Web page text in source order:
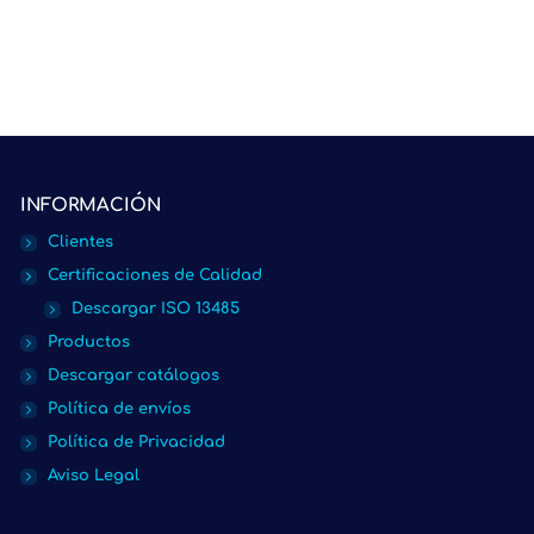
INFORMACIÓN
Clientes
Certificaciones de Calidad
Descargar ISO 13485
Productos
Descargar catálogos
Política de envíos
Política de Privacidad
Aviso Legal